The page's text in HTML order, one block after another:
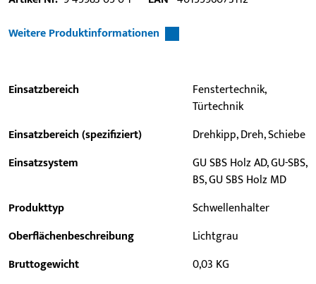
Weitere Produktinformationen
Einsatzbereich
Fenstertechnik,
Türtechnik
Einsatzbereich (spezifiziert)
Drehkipp, Dreh, Schiebe
Einsatzsystem
GU SBS Holz AD, GU-SBS,
BS, GU SBS Holz MD
Produkttyp
Schwellenhalter
Oberflächenbeschreibung
Lichtgrau
Bruttogewicht
0,03 KG